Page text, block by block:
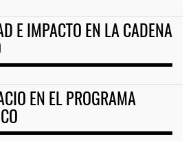
E IMPACTO EN LA CADENA
EN EL PROGRAMA